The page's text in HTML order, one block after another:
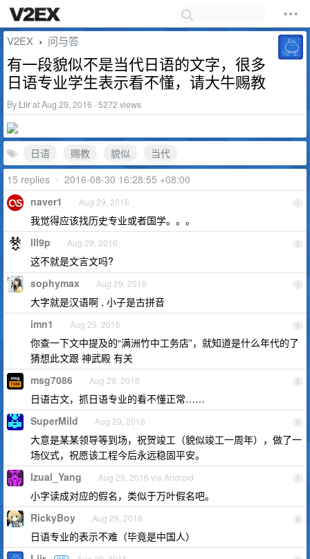
V2EX › 问与答
有一段貌似不是当代日语的文字，很多
日语专业学生表示看不懂，请大牛赐教
By Liirat Aug 29, 2016 · 5272 views
日语 赐教 貌似
当代
15 replies • 2016-08-30 16:28:55 +08:00
1
naver1 Aug 29, 2016
我觉得应该找历史专业或者国学。。。
2
lll9p Aug 29, 2016
这不就是文言文吗?
3
sophymax Aug 29, 2016
大字就是汉语啊 , 小子是古拼音
4
imn1 Aug 29, 2016
你查一下文中提及的“满洲竹中工务店”，就知道是什么年代的了
猜想此文跟 神武殿 有关
5
msg7086 Aug 29, 2016
日语古文，抓日语专业的看不懂正常……
6
SuperMild Aug 29, 2016
大意是某某领导等到场，祝贺竣工（貌似竣工一周年），做了一
场仪式，祝愿该工程今后永远稳固平安。
7
Izual_Yang Aug 29, 2016 via Android
小字读成对应的假名，类似于万叶假名吧。
8
RickyBoy Aug 29, 2016
日语专业的表示不难（毕竟是中国人）